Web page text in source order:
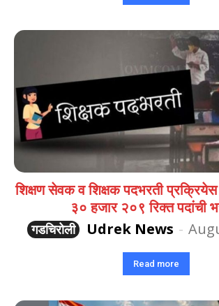
शिक्षण सेवक व शिक्षक पदभरती प्रक्रियेस
३० हजार २०९ रिक्त पदांची
गडचिरोली
Udrek News -
Read more